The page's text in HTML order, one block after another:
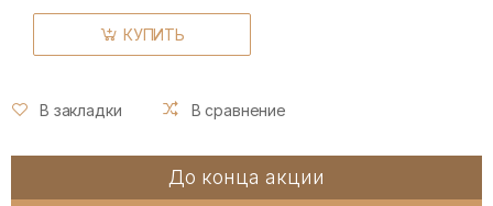
КУПИТЬ
В закладки В сравнение
До конца акции